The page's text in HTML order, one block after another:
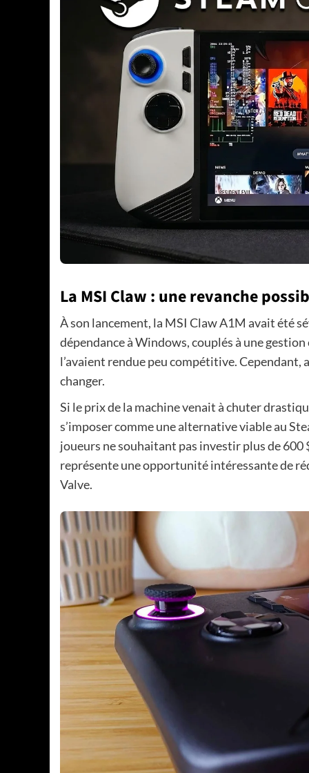
La MSI Claw : une revanche
À son lancement, la MSI Claw A1M avait été
dépendance à Windows, couplés à une
l’avaient rendue peu compétitive.
changer.
Si le prix de la machine venait à chuter
s’imposer comme une alternative viable au
joueurs ne souhaitant pas investir plus de 600
représente une opportunité intéressante de
Valve.